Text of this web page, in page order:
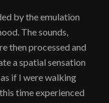
by the emulation
The sounds,
then processed and
a spatial sensation
if I were walking
time experienced